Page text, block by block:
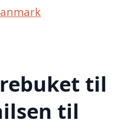
til
til